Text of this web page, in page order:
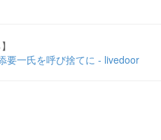
要一氏を呼び捨てに - livedoor